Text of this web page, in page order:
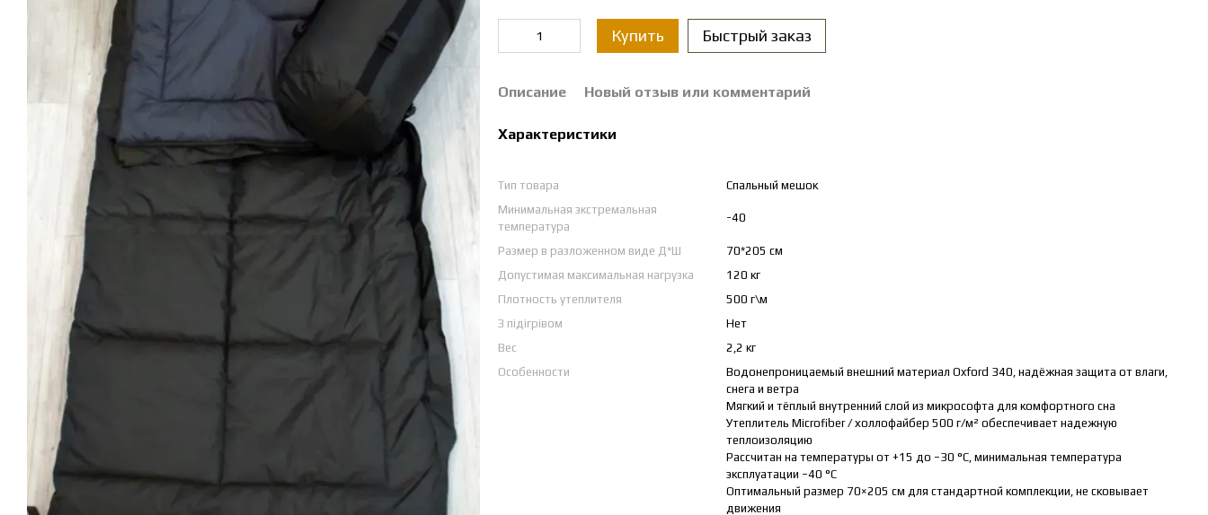
Купить Быстрый заказ
Описание Новый отзыв или комментарий
Характеристики
Тип товара
Спальный мешок
Минимальная экстремальная
температура
-40
Размер в разложенном виде Д*Ш
70*205 см
Допустимая максимальная нагрузка
120 кг
Плотность утеплителя
500 г\м
З підігрівом
Нет
Вес
2,2 кг
Особенности
Водонепроницаемый внешний материал Oxford 340, надёжная защита от влаги,
снега и ветра
Мягкий и тёплый внутренний слой из микрософта для комфортного сна
Утеплитель Microfiber / холлофайбер 500 г/м² обеспечивает надежную
теплоизоляцию
Рассчитан на температуры от +15 до −30 °C, минимальная температура
эксплуатации −40 °C
Оптимальный размер 70×205 см для стандартной комплекции, не сковывает
движения